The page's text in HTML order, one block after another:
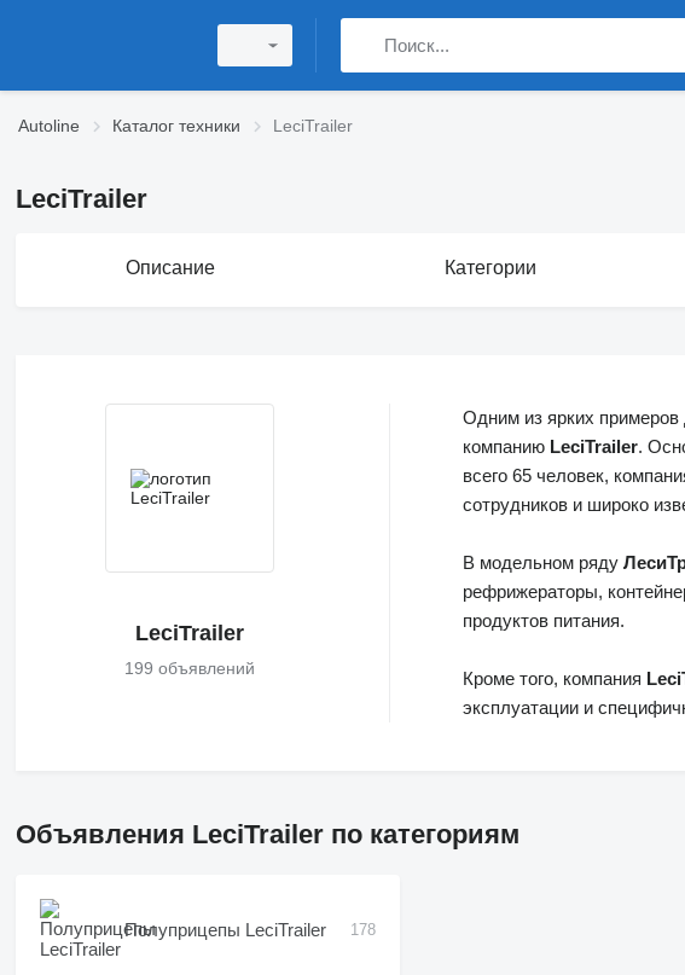
Autoline Каталог техники LeciTrailer
LeciTrailer
Описание Категории
LeciTrailer
199 объявлений
Одним из ярких
компанию LeciTrailer.
всего 65 человек,
сотрудников и широко
В модельном ряду
рефрижераторы,
продуктов питания.
Кроме того, компания
эксплуатации и
Объявления LeciTrailer по категориям
Полуприцепы LeciTrailer 178